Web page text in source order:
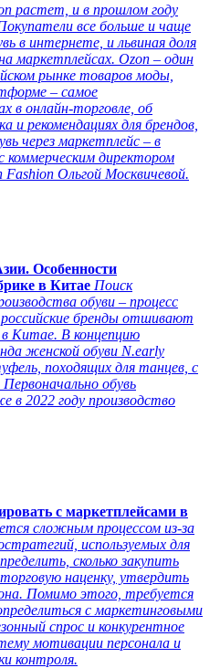
растет, и в прошлом году
все больше и чаще
в интернете, и львиная доля
маркетплейсах. Ozon – один
рынке товаров моды,
– самое
в онлайн-торговле, об
и рекомендациях для брендов,
через маркетплейс – в
коммерческим директором
Fashion Ольгой Москвичевой.
Особенности
в Китае Поиск
обуви – процесс
бренды отшивают
в Китае. В концепцию
женской обуви N.early
походящих для танцев, с
Первоначально обувь
в 2022 году производство
с маркетплейсами в
сложным процессом из-за
используемых для
сколько закупить
наценку, утвердить
Помимо этого, требуется
с маркетинговыми
спрос и конкурентное
мотивации персонала и
контроля.